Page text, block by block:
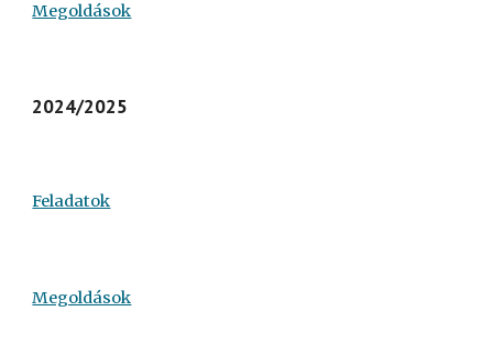
Megoldások
2024/2025
Feladatok
Megoldások